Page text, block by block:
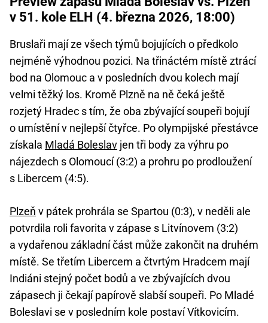
v 51. kole ELH (4. března 2026, 18:00)
Bruslaři mají ze všech týmů bojujících o předkolo
nejméně výhodnou pozici. Na třináctém místě ztrácí
bod na Olomouc a v posledních dvou kolech mají
velmi těžký los. Kromě Plzně na ně čeká ještě
rozjetý Hradec s tím, že oba zbývající soupeři bojují
o umístění v nejlepší čtyřce. Po olympijské přestávce
získala Mladá Boleslav jen tři body za výhru po
nájezdech s Olomoucí (3:2) a prohru po prodloužení
s Libercem (4:5).
Plzeň v pátek prohrála se Spartou (0:3), v neděli ale
potvrdila roli favorita v zápase s Litvínovem (3:2)
a vydařenou základní část může zakončit na druhém
místě. Se třetím Libercem a čtvrtým Hradcem mají
Indiáni stejný počet bodů a ve zbývajících dvou
zápasech ji čekají papírově slabší soupeři. Po Mladé
Boleslavi se v posledním kole postaví Vítkovicím.